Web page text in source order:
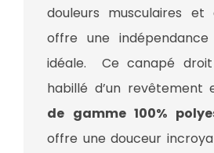
douleurs musculaires et
offre une
idéale. Ce canapé
habillé d’un revêtement
de gamme 100%
offre une douceur